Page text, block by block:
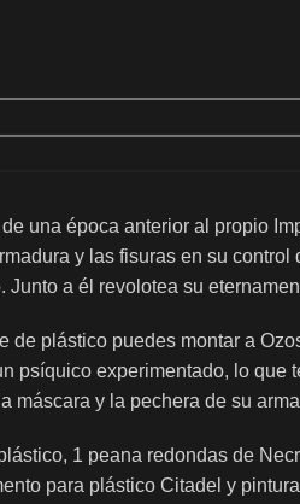
una época anterior al propio
y las fisuras en su
Junto a él revolotea su
de plástico puedes montar a
psíquico experimentado, lo
máscara y la pechera de su
1 peana redondas de
para plástico Citadel y